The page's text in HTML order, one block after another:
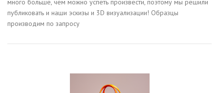
много больше, чем можно успеть произвести, поэтому мы решили
публиковать и наши эскизы и 3D визуализации! Образцы
производим по запросу